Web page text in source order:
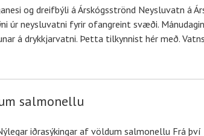
og dreifbýli á Árskógsströnd Neysluvatn á
úr neysluvatni fyrir ofangreint svæði.
á drykkjarvatni. Þetta tilkynnist hér með.
salmonellu
iðrasýkingar af völdum salmonellu Frá